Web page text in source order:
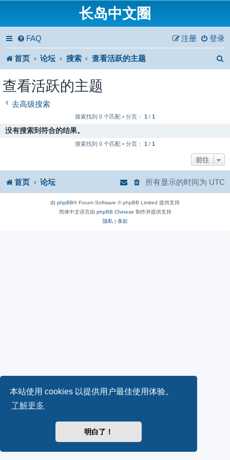
本站使用 cookies 以提供用户最佳使用体验。
了解更多
明白了！
长岛中文圈
FAQ 登录
注册
首页 论坛 搜索 查看活跃的主题
查看活跃的主题
去高级搜索
搜索找到 0 个匹配 • 分页： 1 / 1
没有搜索到符合的结果。
搜索找到 0 个匹配 • 分页： 1 / 1
前往
首页 论坛 所有显示的时间为 UTC
由 phpBB® Forum Software © phpBB Limited 提供支持
简体中文语言由 phpBB Chinese 制作并提供支持
隐私| 条款